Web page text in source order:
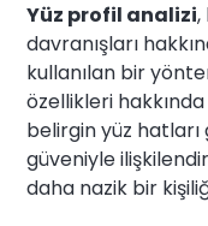
Yüz profil analizi
davranışları
kullanılan bir
özellikleri
belirgin yüz
güveniyle
daha nazik bir